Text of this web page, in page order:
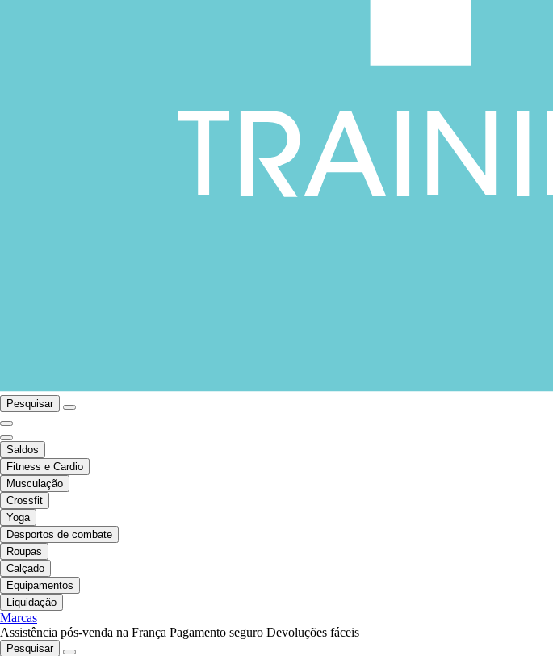
Pesquisar
Saldos
Fitness e Cardio
Musculação
Crossfit
Yoga
Desportos de combate
Roupas
Calçado
Equipamentos
Liquidação
Marcas
Assistência pós-venda na França Pagamento seguro Devoluções fáceis
Pesquisar